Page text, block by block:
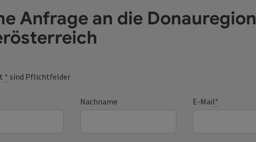
Anfrage an die Donauregion
* sind Pflichtfelder
Nachname E-Mail*